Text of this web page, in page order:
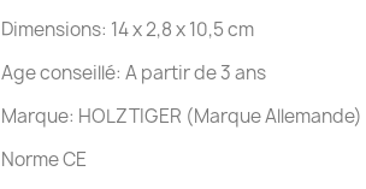
Dimensions: 14 x 2,8 x 10,5 cm
Age conseillé: A partir de 3 ans
Marque: HOLZTIGER (Marque Allemande)
Norme CE
××